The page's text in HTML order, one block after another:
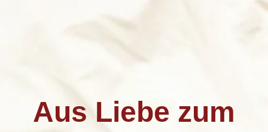
Aus Liebe zum